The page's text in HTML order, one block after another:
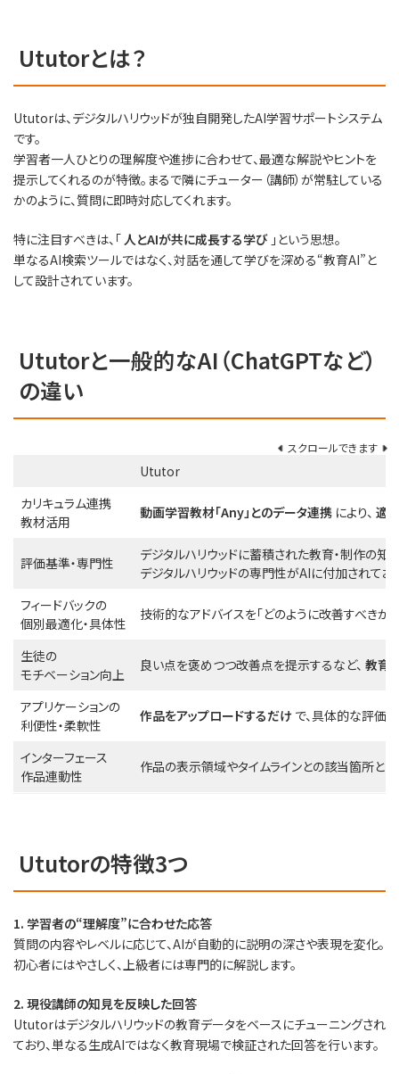
Ututorとは？
Ututorは、デジタルハリウッドが独自開発したAI学習サポートシステム
です。
学習者一人ひとりの理解度や進捗に合わせて、最適な解説やヒントを
提示してくれるのが特徴。まるで隣にチューター（講師）が常駐している
かのように、質問に即時対応してくれます。
特に注目すべきは、「人とAIが共に成長する学び 」という思想。
単なるAI検索ツールではなく、対話を通して学びを深める“教育AI”と
して設計されています。
Ututorと一般的なAI（ChatGPTなど）
の違い
スクロールできます
Ututor
カリキュラム連携
教材活用
動画学習教材「Any」とのデータ連携 により、 適
評価基準・専門性
デジタルハリウッドに蓄積された教育・制作の知
デジタルハリウッドの専門性がAIに付加されてお
フィードバックの
個別最適化・具体性
技術的なアドバイスを「どのように改善すべきか
生徒の
モチベーション向上
良い点を褒めつつ改善点を提示するなど、 教育
アプリケーションの
利便性・柔軟性
作品をアップロードするだけ で、具体的な評価
インターフェース
作品連動性
作品の表示領域やタイムラインとの該当箇所とリ
Ututorの特徴3つ
1. 学習者の“理解度”に合わせた応答
質問の内容やレベルに応じて、AIが自動的に説明の深さや表現を変化。
初心者にはやさしく、上級者には専門的に解説します。
2. 現役講師の知見を反映した回答
Ututorはデジタルハリウッドの教育データをベースにチューニングされ
ており、単なる生成AIではなく教育現場で検証された回答を行います。